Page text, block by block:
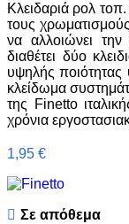
Κλειδαριά ρολ
τους
να αλλοιώνει
διαθέτει δύο
υψηλής ποιότητας
κλείδωμα
της Finetto
χρόνια
1,95 €
Σε απόθεμα